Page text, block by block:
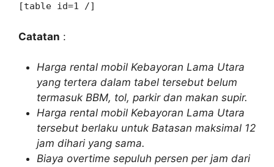
[table id=1 /]
Catatan :
Harga rental mobil Kebayoran Lama Utara
yang tertera dalam tabel tersebut belum
termasuk BBM, tol, parkir dan makan supir.
Harga rental mobil Kebayoran Lama Utara
tersebut berlaku untuk Batasan maksimal 12
jam dihari yang sama.
Biaya overtime sepuluh persen per jam dari